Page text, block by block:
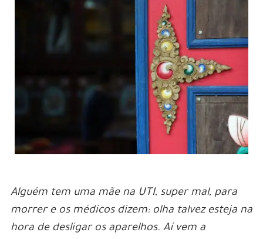
Alguém tem uma mãe na UTI, super mal, para
morrer e os médicos dizem: olha talvez esteja na
hora de desligar os aparelhos. Aí vem a